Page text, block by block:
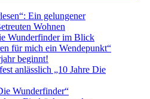
Ein gelungener
Wohnen
Wunderfinder im Blick
für mich ein Wendepunkt“
beginnt!
anlässlich „10 Jahre Die
Wunderfinder“